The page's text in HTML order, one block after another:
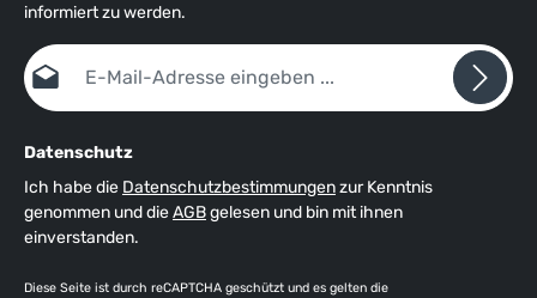
informiert zu werden.
E-Mail-Adresse*
Datenschutz
Ich habe die Datenschutzbestimmungenzur Kenntnis
genommen und dieAGBgelesen und bin mit ihnen
einverstanden.
Diese Seite ist durch reCAPTCHA geschützt und es gelten die